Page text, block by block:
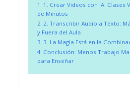
1 1. Crear Videos con IA: Clases
de Minutos
2 2. Transcribir Audio a Texto:
y Fuera del Aula
3 3. La Magia Está en la
4 Conclusión: Menos Trabajo
para Enseñar